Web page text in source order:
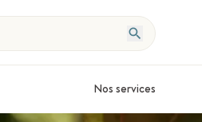
Nos services